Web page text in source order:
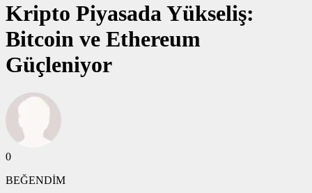
Kripto Piyasada Yükseliş:
Bitcoin ve Ethereum
Güçleniyor
0
BEĞENDİM